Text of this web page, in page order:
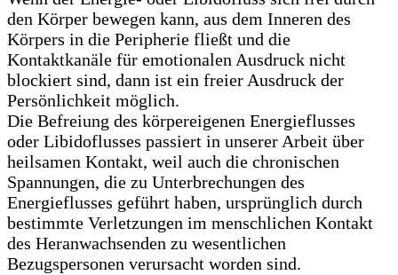
den Körper bewegen kann, aus dem Inneren des
Körpers in die Peripherie fließt und die
Kontaktkanäle für emotionalen Ausdruck nicht
blockiert sind, dann ist ein freier Ausdruck der
Persönlichkeit möglich.
Die Befreiung des körpereigenen Energieflusses
oder Libidoflusses passiert in unserer Arbeit über
heilsamen Kontakt, weil auch die chronischen
Spannungen, die zu Unterbrechungen des
Energieflusses geführt haben, ursprünglich durch
bestimmte Verletzungen im menschlichen Kontakt
des Heranwachsenden zu wesentlichen
Bezugspersonen verursacht worden sind.